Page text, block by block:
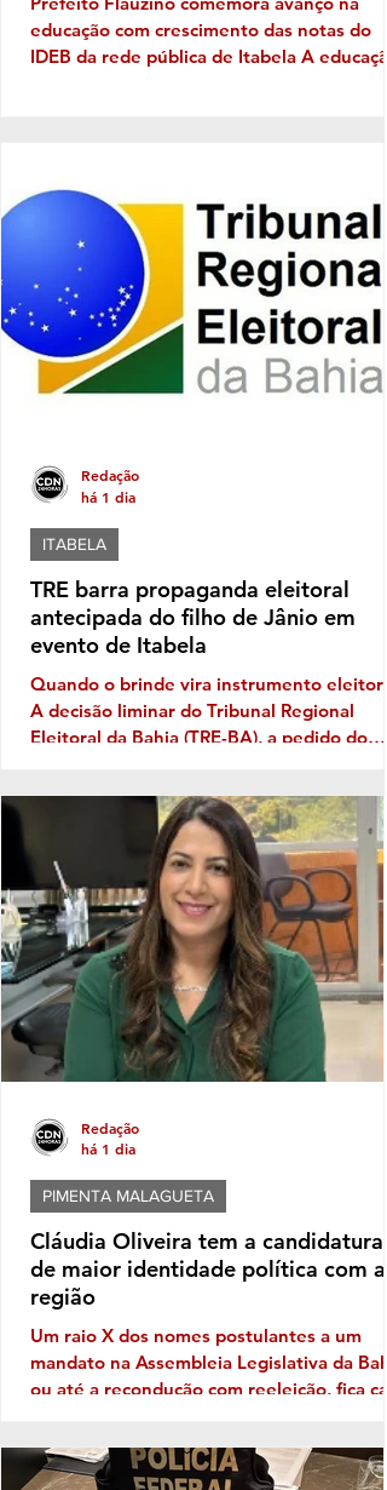
educação com crescimento das notas do
IDEB da rede pública de Itabela A educação
municipal tanto nos anos iniciais quanto
anos finais do Ensino Fundamental, em
comparação com os resultados de 2023.
anos iniciais, a média passou de 3,5, em
2023, para 4,5, em 2025. Já nos a
TRE barra propaganda eleitoral
antecipada do filho de Jânio em
evento de Itabela
Quando o brinde vira instrumento eleitoral
A decisão liminar do Tribunal Regional
Eleitoral da Bahia (TRE-BA), a pedido do
aparecer no período pré-eleitoral: a
tentativa de transformar eventos
em vitrines para promoção de nomes que
pretendem disputar as eleições. No caso
Itabela, segundo o Ministério Público
Eleitoral, a distribuição de bonés
personalizados com o nome de Jânio Natal
ITABELA
Redação
há 1 dia
Cláudia Oliveira tem a candidatura
de maior identidade política com a
região
Um raio X dos nomes postulantes a um
mandato na Assembleia Legislativa da
ou até a recondução com reeleição, fica
Identidade com o eleitor de cada região.
território da Costa do Descobrimento, com
PIMENTA MALAGUETA
Redação
há 1 dia